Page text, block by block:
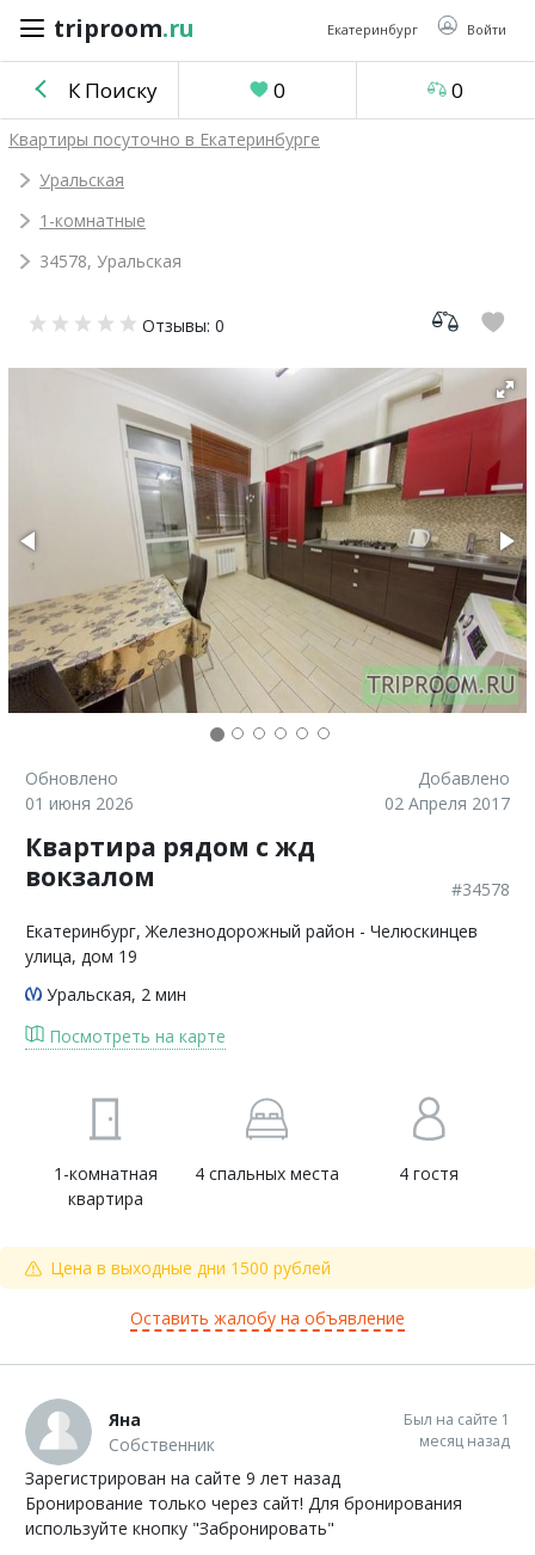
triproom.ru Екатеринбург Войти
triproom .ru
Российский
Войти / Зарегистрироваться
объявление
К Поиску 0 0
Квартиры посуточно в Екатеринбурге
Уральская
1-комнатные
34578, Уральская
Отзывы: 0
Обновлено
01 июня 2026
Добавлено
02 Апреля 2017
Квартира рядом с жд
вокзалом
#34578
Екатеринбург, Железнодорожный район - Челюскинцев
улица, дом 19
Уральская, 2 мин
Посмотреть на карте
1-комнатная
квартира
4 спальных места 4 гостя
Цена в выходные дни 1500 рублей
Оставить жалобу на объявление
Яна
Собственник
Был на сайте 1
месяц назад
Зарегистрирован на сайте 9 лет назад
Бронирование только через сайт! Для бронирования
используйте кнопку "Забронировать"